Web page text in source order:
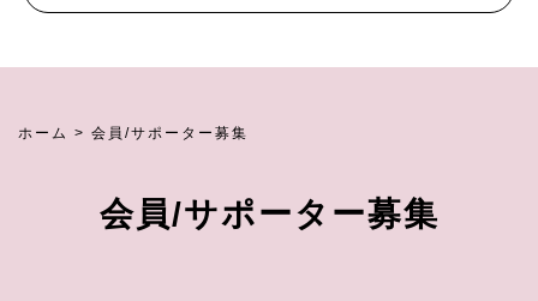
ホーム > 会員/サポーター募集
会員/サポーター募集